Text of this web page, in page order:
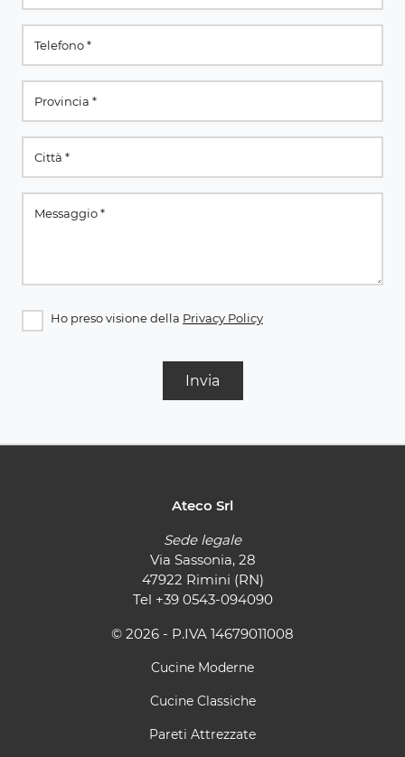
Ho preso visione della Privacy Policy
Invia
Ateco Srl
Sede legale
Via Sassonia, 28
47922 Rimini (RN)
Tel +39 0543-094090
© 2026 - P.IVA 14679011008
Cucine Moderne
Cucine Classiche
Pareti Attrezzate